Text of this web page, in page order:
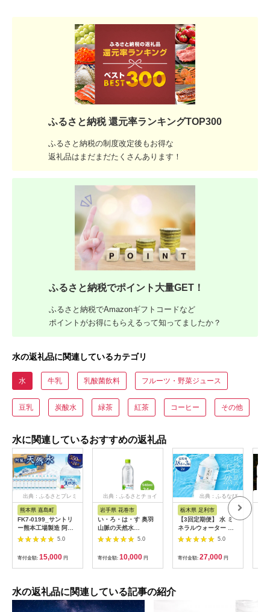
ふるさと納税 還元率ランキングTOP300
ふるさと納税の制度改定後もお得な
返礼品はまだまだたくさんあります！
ふるさと納税でポイント大量GET！
ふるさと納税でAmazonギフトコードなど
ポイントがお得にもらえるって知ってましたか？
水の返礼品に関連しているカテゴリ
水 牛乳 乳酸菌飲料 フルーツ・野菜ジュース
豆乳 炭酸水 緑茶 紅茶 コーヒー その他
水に関連しているおすすめの返礼品
出典：ふるさとプレミ
熊本県 嘉島町
FK7-0199_サントリ
ー熊本工場製造 阿蘇
の天然水【550mlペッ
5.0
寄付金額: 15,000 円
出典：ふるさとチョイ
岩手県 花巻市
い・ろ・は・す 奥羽
山脈の天然水
540mlPET×24本セッ
5.0
寄付金額: 10,000 円
出典：ふるなび
栃木県 足利市
【3回定期便】 水 ミ
ネラルウォーター 天
然水 2L 18本 お水 飲
い 備蓄品としてもオ
ススメ F7Z-436
5.0
寄付金額: 27,000 円
水の返礼品に関連している記事の紹介